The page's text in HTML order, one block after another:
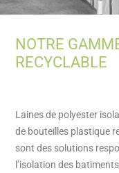
NOTRE
RECYCLABLE
Laines de polyester
de bouteilles plastique
sont des solutions
l’isolation des